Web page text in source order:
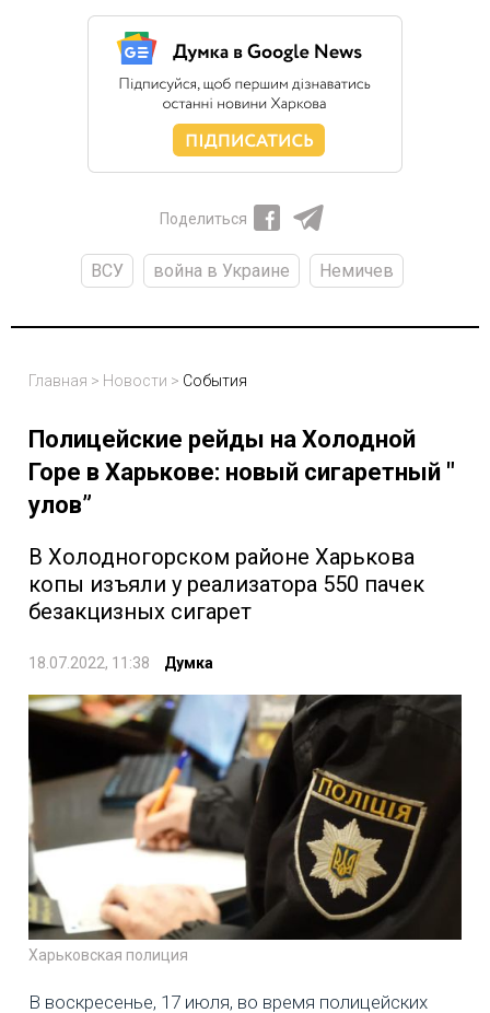
Поделиться
ВСУ война в Украине Немичев
Главная > Новости > События
Полицейские рейды на Холодной
Горе в Харькове: новый сигаретный "
улов”
В Холодногорском районе Харькова
копы изъяли у реализатора 550 пачек
безакцизных сигарет
18.07.2022, 11:38 Думка
Харьковская полиция
В воскресенье, 17 июля, во время полицейских